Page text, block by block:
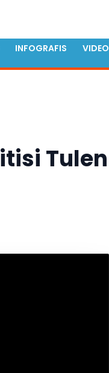
INFOGRAFIS VIDEO
Tulen